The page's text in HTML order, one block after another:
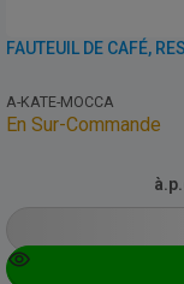
A-KATE-MOCCA
En Sur-Commande